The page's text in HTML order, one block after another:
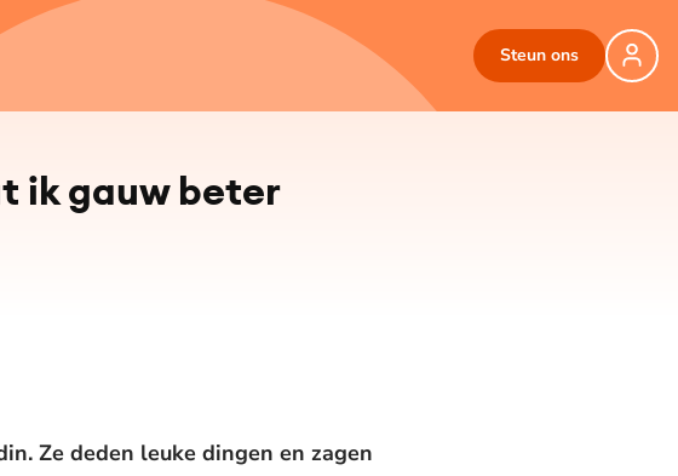
Steun ons
ik gauw beter
Ze deden leuke dingen en zagen